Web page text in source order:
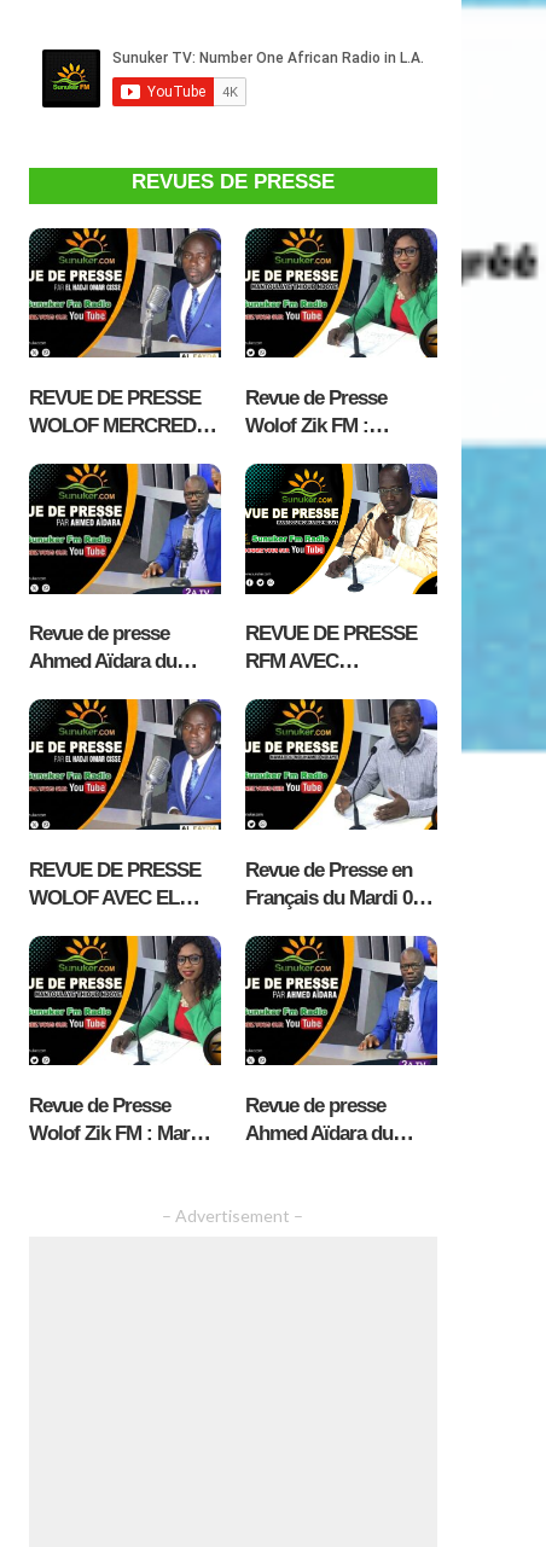
REVUES DE PRESSE
REVUE DE PRESSE
WOLOF MERCREDI
EL HADJI OMAR
CISSE RADIO
ALFAYDA FM
KAOLACK
Revue de Presse
Wolof Zik FM :
avec Mantoulaye
Thioub Ndoye
Revue de presse
Ahmed Aïdara du
REVUE DE PRESSE
RFM AVEC
MOUHAMED NDIAYE
– 5 AOÛT 2026
REVUE DE PRESSE
WOLOF AVEC EL
MARDI 04 AOÛT 2026
RADIO ALFAYDA FM
KAOLACK
Revue de Presse en
Français du Mardi 04
Fabrice Nguema
Revue de Presse
Wolof Zik FM : Mardi
Revue de presse
Ahmed Aïdara du
– Advertisement –